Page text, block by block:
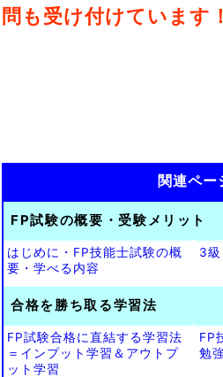
問も受け付けています！
関連ペー
FP試験の概要・受験メリット
はじめに・FP技能士試験の概
要・学べる内容
3級
合格を勝ち取る学習法
FP試験合格に直結する学習法
＝インプット学習＆アウトプ
ット学習
FP
勉